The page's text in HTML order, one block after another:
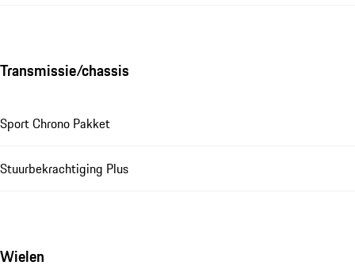
Transmissie/chassis
Sport Chrono Pakket
Stuurbekrachtiging Plus
Wielen